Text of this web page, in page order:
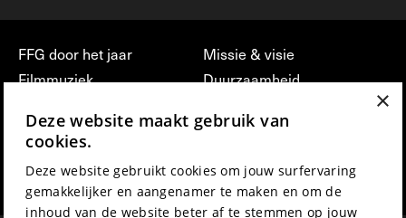
FFG door het jaar
Filmmuziek
Press & Industry
Film Fest Friends
Missie & visie
Duurzaamheid
vrijwilligerswerk bij FFG
Privacy & Disclaimer
×
Deze website maakt gebruik van
cookies.
Deze website gebruikt cookies om jouw surfervaring
gemakkelijker en aangenamer te maken en om de
inhoud van de website beter af te stemmen op jouw